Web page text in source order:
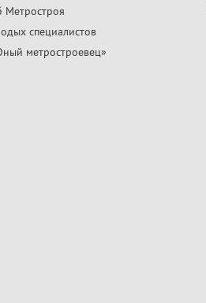
Метростроя
специалистов
метростроевец»